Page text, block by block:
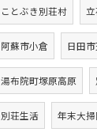
ことぶき別荘村
阿蘇市小倉 日田
湯布院町塚原高原
別荘生活 年末大